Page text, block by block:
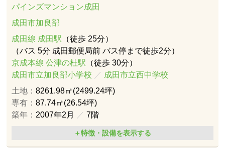
パインズマンション成田
成田市加良部
成田線 成田駅 （徒歩 25分）
（バス 5分 成田郵便局前 バス停まで徒歩2分）
京成本線 公津の杜駅 （徒歩 30分）
成田市立加良部小学校 ／ 成田市立西中学校
土地：8261.98㎡(2499.24坪)
専有：87.74㎡(26.54坪)
築年： 2007年2月 ／ 7階
＋特徴・設備を表示する